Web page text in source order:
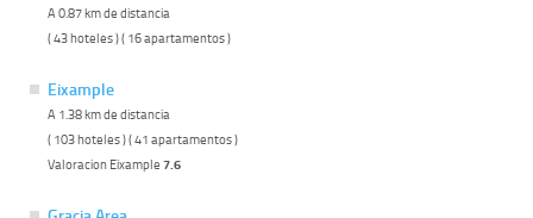
A 0.87 km de distancia
( 43 hoteles ) ( 16 apartamentos )
Eixample
A 1.38 km de distancia
( 103 hoteles ) ( 41 apartamentos )
Valoracion Eixample 7.6